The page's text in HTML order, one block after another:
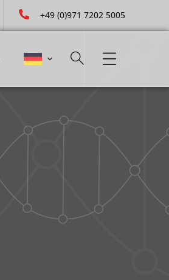
+49 (0)971 7202 5005